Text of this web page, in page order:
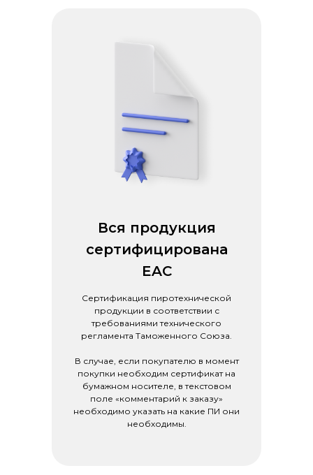
Вся продукция
сертифицирована
EAC
Сертификация пиротехнической
продукции в соответствии с
требованиями технического
регламента Таможенного Союза.
В случае, если покупателю в момент
покупки необходим сертификат на
бумажном носителе, в текстовом
поле «комментарий к заказу»
необходимо указать на какие ПИ они
необходимы.